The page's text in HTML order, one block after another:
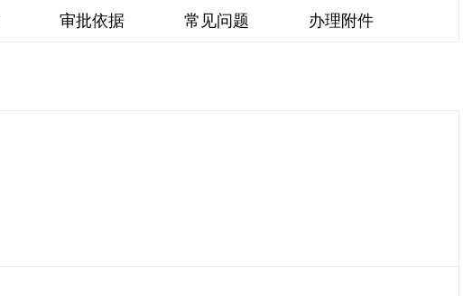
审批依据 常见问题 办理附件